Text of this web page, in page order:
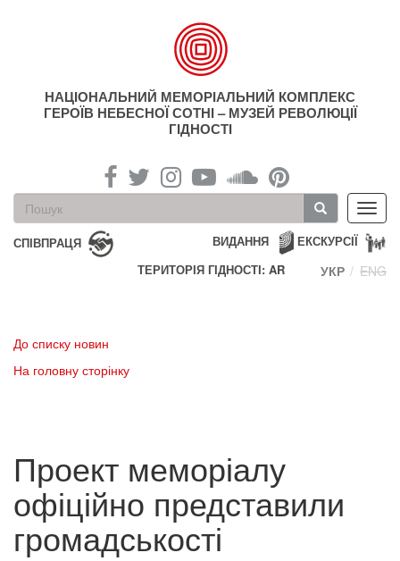
НАЦІОНАЛЬНИЙ МЕМОРІАЛЬНИЙ КОМПЛЕКС
ГЕРОЇВ НЕБЕСНОЇ СОТНІ – МУЗЕЙ РЕВОЛЮЦІЇ
ГІДНОСТІ
Пошукова
форма
Пошук
СПІВПРАЦЯ ЕКСКУРСІЇ
ВИДАННЯ
ТЕРИТОРІЯ ГІДНОСТІ: AR
УКР ENG
До списку новин
На головну сторінку
Проект меморіалу
офіційно представили
громадськості